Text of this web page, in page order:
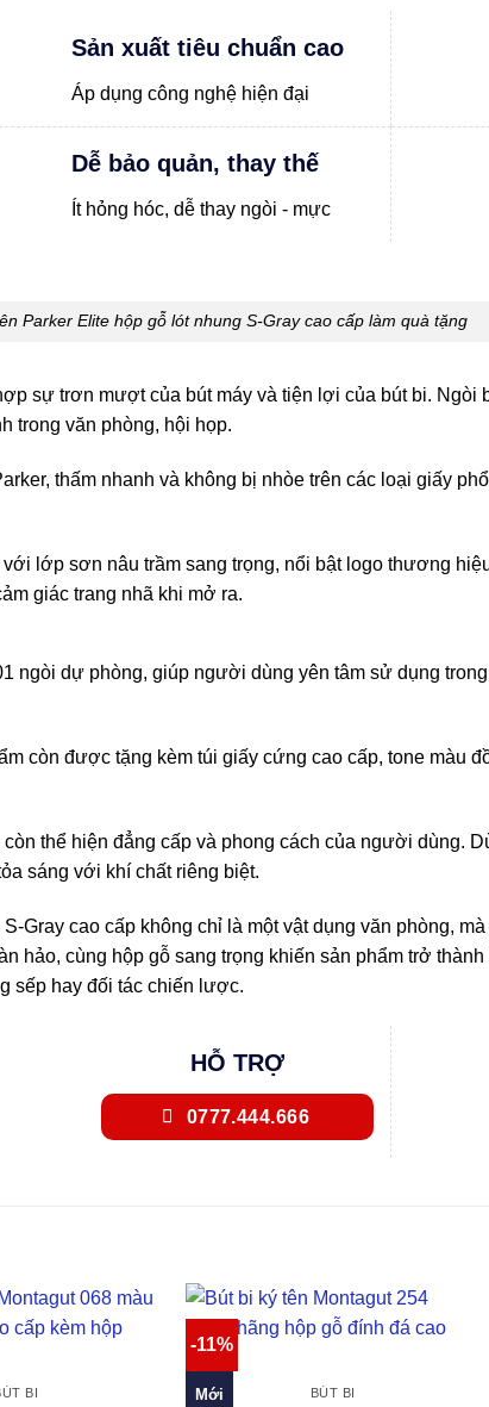
Sản xuất tiêu chuẩn cao
Áp dụng công nghệ hiện đại
Dễ bảo quản, thay thế
Ít hỏng hóc, dễ thay ngòi - mực
Parker Elite hộp gỗ lót nhung S-Gray cao cấp làm quà tặng
sự trơn mượt của bút máy và tiện lợi của bút bi. Ngòi
trong văn phòng, hội họp.
thấm nhanh và không bị nhòe trên các loại giấy
lớp sơn nâu trầm sang trọng, nổi bật logo thương
giác trang nhã khi mở ra.
ngòi dự phòng, giúp người dùng yên tâm sử dụng
còn được tặng kèm túi giấy cứng cao cấp, tone màu
thể hiện đẳng cấp và phong cách của người dùng.
sáng với khí chất riêng biệt.
Gray cao cấp không chỉ là một vật dụng văn phòng,
hảo, cùng hộp gỗ sang trọng khiến sản phẩm trở
sếp hay đối tác chiến lược.
HỖ TRỢ
0777.444.666
BI
-11%
Mới BÚT BI